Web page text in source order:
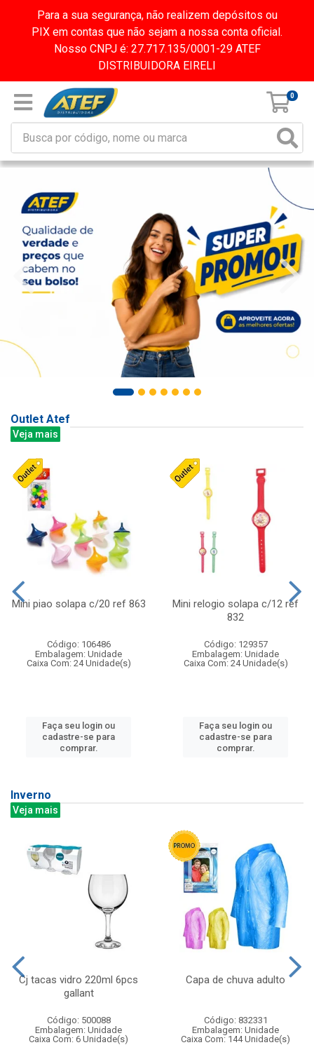
Para a sua segurança, não realizem depósitos ou
PIX em contas que não sejam a nossa conta oficial.
Nosso CNPJ é: 27.717.135/0001-29 ATEF
DISTRIBUIDORA EIRELI
0
Outlet Atef
Veja mais
Mini piao solapa c/20 ref 863
Código: 106486
Embalagem: Unidade
Caixa Com: 24 Unidade(s)
Faça seu login ou
cadastre-se para
comprar.
Mini relogio solapa c/12 ref
832
Código: 129357
Embalagem: Unidade
Caixa Com: 24 Unidade(s)
Faça seu login ou
cadastre-se para
comprar.
Inverno
Veja mais
Cj tacas vidro 220ml 6pcs
gallant
Código: 500088
Embalagem: Unidade
Caixa Com: 6 Unidade(s)
Capa de chuva adulto
Código: 832331
Embalagem: Unidade
Caixa Com: 144 Unidade(s)